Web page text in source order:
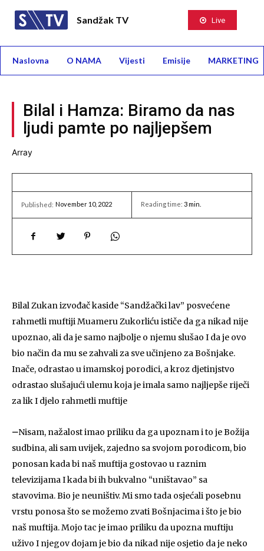
Sandžak TV Live
Naslovna O NAMA Vijesti Emisije MARKETING
Bilal i Hamza: Biramo da nas
ljudi pamte po najljepšem
Array
Published: November 10, 2022 Reading time: 3min.
Bilal Zukan izvođač kaside “Sandžački lav” posvećene
rahmetli muftiji Muameru Zukorliću ističe da ga nikad nije
upoznao, ali da je samo najbolje o njemu slušao I da je ovo
bio način da mu se zahvali za sve učinjeno za Bošnjake.
Inače, odrastao u imamskoj porodici, a kroz djetinjstvo
odrastao slušajući ulemu koja je imala samo najljepše riječi
za lik I djelo rahmetli muftije
–Nisam, nažalost imao priliku da ga upoznam i to je Božija
sudbina, ali sam uvijek, zajedno sa svojom porodicom, bio
ponosan kada bi naš muftija gostovao u raznim
televizijama I kada bi ih bukvalno “uništavao” sa
stavovima. Bio je neuništiv. Mi smo tada osjećali posebnu
vrstu ponosa što se možemo zvati Bošnjacima i što je bio
naš muftija. Mojo tac je imao priliku da upozna muftiju
uživo I njegov dojam je bio da nikad nije osjetio da je neko